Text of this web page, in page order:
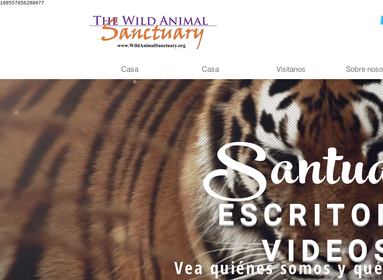
168557656288977
Casa Casa Visítanos Sobre
Vea quiénes somos y